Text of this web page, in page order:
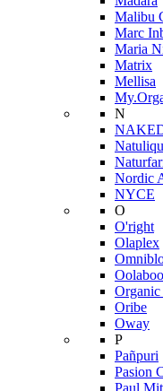
Malibu
Marc
Maria
Matrix
Mellisa
N
Nordic
NYCE
O
O'right
Olaplex
Oolaboo
Organic
Oribe
Oway
P
Pañpuri
Pasion
Paul